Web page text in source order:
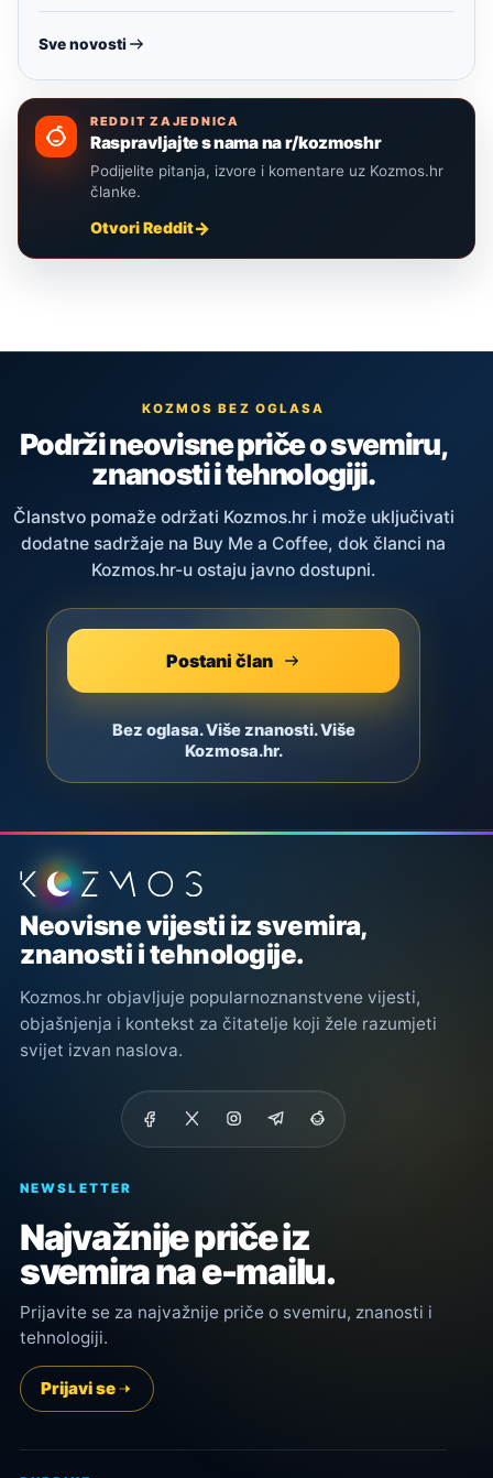
Sve novosti
REDDIT ZAJEDNICA
Raspravljajte s nama na r/kozmoshr
Podijelite pitanja, izvore i komentare uz Kozmos.hr
članke.
Otvori Reddit
KOZMOS BEZ OGLASA
Podrži neovisne priče o svemiru,
znanosti i tehnologiji.
Članstvo pomaže održati Kozmos.hr i može uključivati
dodatne sadržaje na Buy Me a Coffee, dok članci na
Kozmos.hr-u ostaju javno dostupni.
Postani član
Bez oglasa. Više znanosti. Više
Kozmosa.hr.
Podnožje stranice
Neovisne vijesti iz svemira,
znanosti i tehnologije.
Kozmos.hr objavljuje popularnoznanstvene vijesti,
objašnjenja i kontekst za čitatelje koji žele razumjeti
svijet izvan naslova.
NEWSLETTER
Najvažnije priče iz
svemira na e-mailu.
Prijavite se za najvažnije priče o svemiru, znanosti i
tehnologiji.
Prijavi se